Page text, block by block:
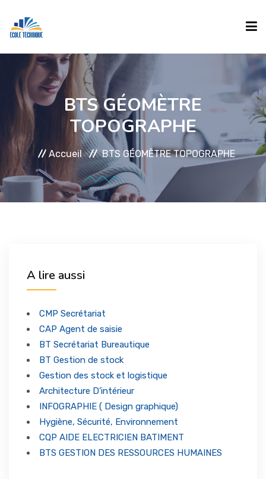
ACCUEIL
ECOLE
FORMATIONS
Formations Qualifiantes
Formations Certifiantes
Formations Langues
Formations Entreprises
ENTREPRISES
FORUM & NEWS
Notre Actualité
CONTACT
BTS GÉOMÈTRE
TOPOGRAPHE
Accueil BTS GÉOMÈTRE TOPOGRAPHE
A lire aussi
CMP Secrétariat
CAP Agent de saisie
BT Secrétariat Bureautique
BT Gestion de stock
Gestion des stock et logistique
Architecture D’intérieur
INFOGRAPHIE ( Design graphique)
Hygiène, Sécurité, Environnement
CQP AIDE ELECTRICIEN BATIMENT
BTS GESTION DES RESSOURCES HUMAINES